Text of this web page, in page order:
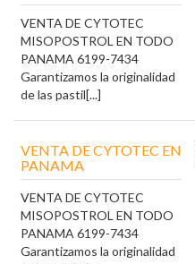
VENTA DE CYTOTEC
MISOPOSTROL EN TODO
PANAMA 6199-7434
Garantizamos la originalidad
de las pastil[...]
VENTA DE CYTOTEC EN
PANAMA
VENTA DE CYTOTEC
MISOPOSTROL EN TODO
PANAMA 6199-7434
Garantizamos la originalidad